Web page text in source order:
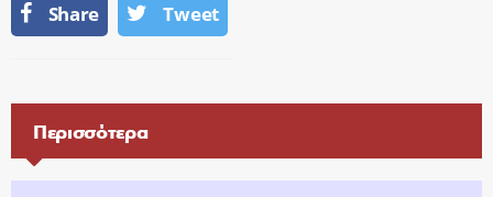
Share Tweet
Περισσότερα